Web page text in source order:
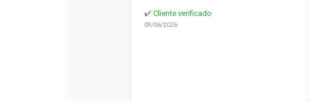
✔️ Cliente verificado
09/06/2026